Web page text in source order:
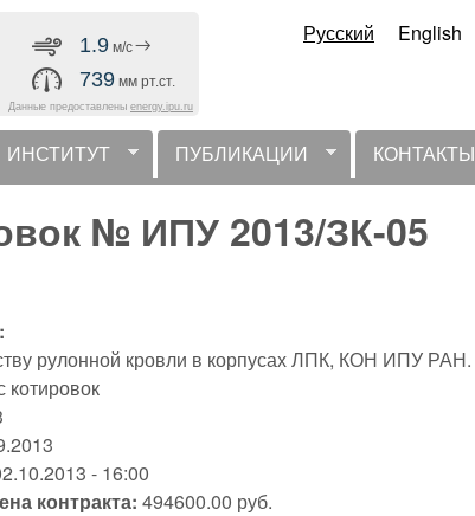
1.9 м/с
739 мм рт.ст.
Данные предоставлены energy.ipu.ru
Русский English
ИНСТИТУТ ПУБЛИКАЦИИ КОНТАКТЫ
№ ИПУ 2013/ЗК-05
рулонной кровли в корпусах ЛПК, КОН ИПУ РАН.
котировок
- 16:00
контракта:494600.00 руб.